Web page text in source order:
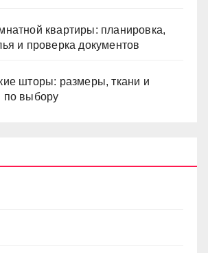
квартиры: планировка,
и проверка документов
шторы: размеры, ткани и
по выбору